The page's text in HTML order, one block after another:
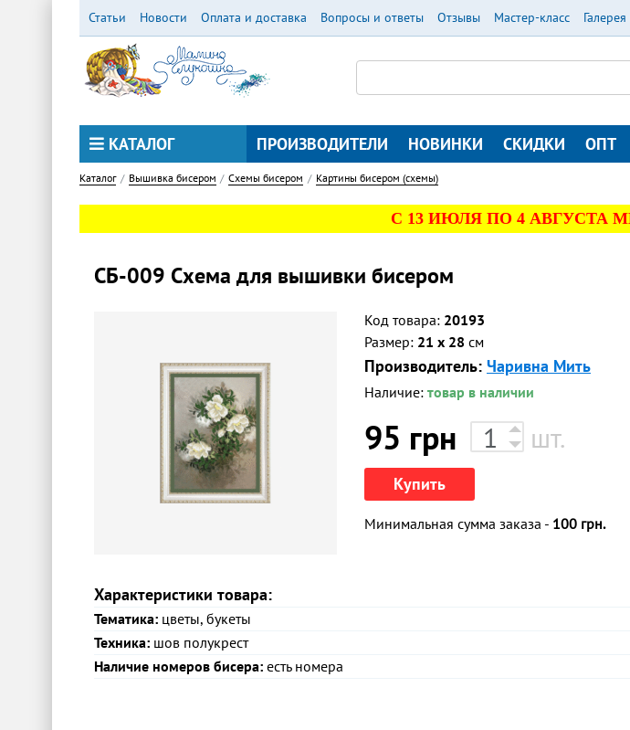
Статьи Новости Оплата и доставка Вопросы и ответы Отзывы Мастер-класс
КАТАЛОГ ПРОИЗВОДИТЕЛИ НОВИНКИ СКИДКИ ОПТ
Каталог Вышивка бисером Схемы бисером Картины бисером (схемы)
С 13 ИЮЛЯ ПО 4 АВГУСТА
СБ-009 Схема для вышивки бисером
Код товара: 20193
Размер: 21 x 28 см
Производитель: Чаривна Мить
Наличие: товар в наличии
95 грн шт.
Купить
Минимальная сумма заказа - 100 грн.
Характеристики товара:
Тематика: цветы, букеты
Техника: шов полукрест
Наличие номеров бисера: есть номера